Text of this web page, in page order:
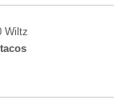
Wiltz